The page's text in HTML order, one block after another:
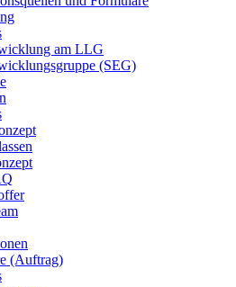
am LLG
(SEG)
(Auftrag)